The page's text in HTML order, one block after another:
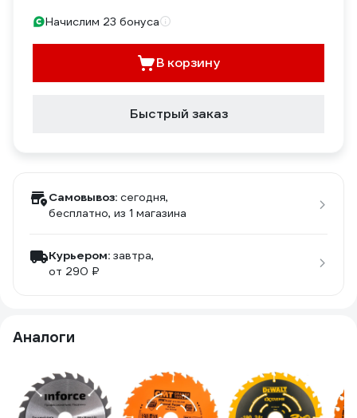
Начислим 23 бонуса
В корзину
Быстрый заказ
Самовывоз: сегодня,
бесплатно, из 1 магазина
Курьером: завтра,
от 290 ₽
Аналоги